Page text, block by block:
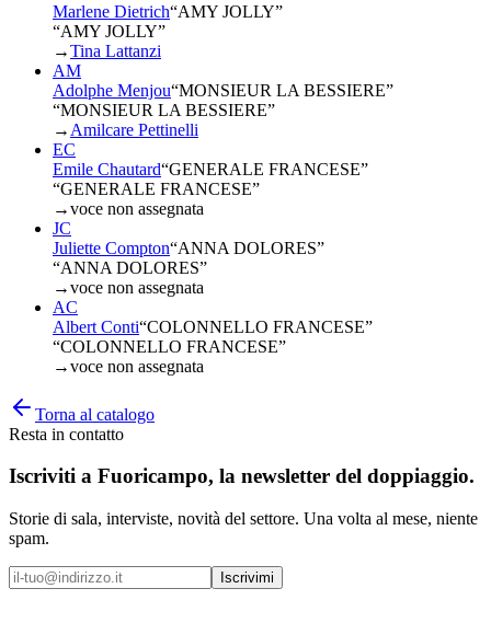
Marlene Dietrich“AMY JOLLY”
“AMY JOLLY”
→Tina Lattanzi
AM
Adolphe Menjou“MONSIEUR LA BESSIERE”
“MONSIEUR LA BESSIERE”
→ Amilcare Pettinelli
EC
Emile Chautard“GENERALE FRANCESE”
“GENERALE FRANCESE”
→voce non assegnata
JC
Juliette Compton“ANNA DOLORES”
“ANNA DOLORES”
→voce non assegnata
AC
Albert Conti“COLONNELLO FRANCESE”
“COLONNELLO FRANCESE”
→voce non assegnata
Torna al catalogo
Resta in contatto
Iscriviti a Fuoricampo, la newsletter del doppiaggio.
Storie di sala, interviste, novità del settore. Una volta al mese, niente
spam.
Iscrivimi